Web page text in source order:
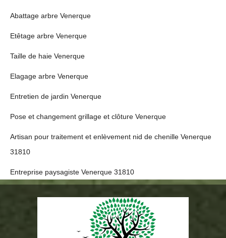
Abattage arbre Venerque
Etêtage arbre Venerque
Taille de haie Venerque
Elagage arbre Venerque
Entretien de jardin Venerque
Pose et changement grillage et clôture Venerque
Artisan pour traitement et enlèvement nid de chenille Venerque
31810
Entreprise paysagiste Venerque 31810